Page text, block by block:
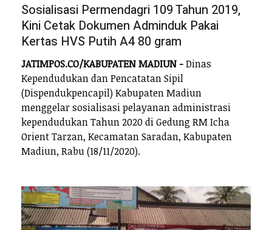
Sosialisasi Permendagri 109 Tahun 2019,
Kini Cetak Dokumen Adminduk Pakai
Kertas HVS Putih A4 80 gram
JATIMPOS.CO/KABUPATEN MADIUN -Dinas
Kependudukan dan Pencatatan Sipil
(Dispendukpencapil) Kabupaten Madiun
menggelar sosialisasi pelayanan administrasi
kependudukan Tahun 2020 di Gedung RM Icha
Orient Tarzan, Kecamatan Saradan, Kabupaten
Madiun, Rabu (18/11/2020).